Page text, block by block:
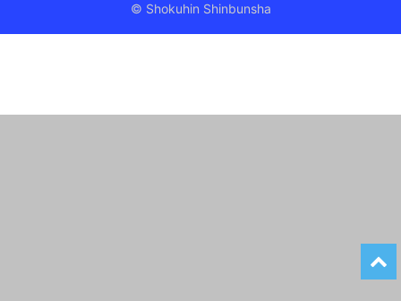
© Shokuhin Shinbunsha